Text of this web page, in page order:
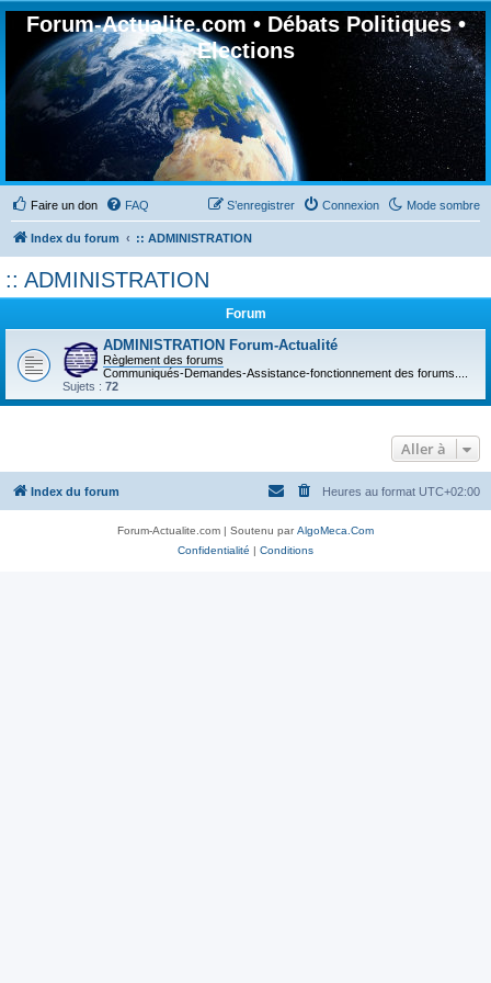
Forum-Actualite.com • Débats Politiques •
Elections
Faire un don Mode sombre
FAQ Connexion
S’enregistrer
Index du forum :: ADMINISTRATION
:: ADMINISTRATION
Forum
ADMINISTRATION Forum-Actualité
Règlement des forums
Communiqués-Demandes-Assistance-fonctionnement des forums....
Sujets : 72
Aller à
Index du forum Heures au format UTC+02:00
Forum-Actualite.com | Soutenu parAlgoMeca.Com
Confidentialité | Conditions